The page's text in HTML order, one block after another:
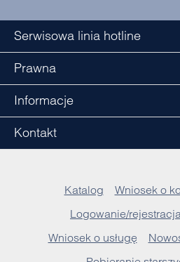
Serwisowa linia hotline
Prawna
Informacje
Kontakt
Katalog
Wniosek o
Logowanie/
Wniosek o usługę